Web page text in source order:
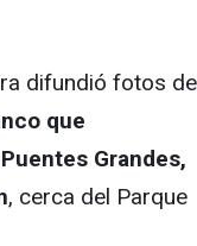
difundió fotos de
que
Grandes,
, cerca del Parque